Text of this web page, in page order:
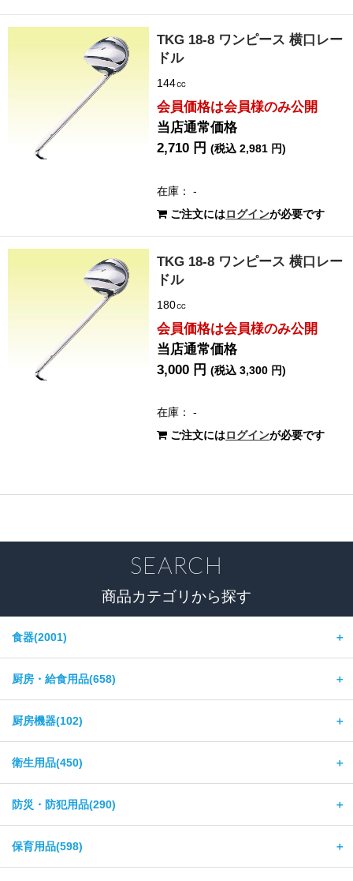
TKG 18-8 ワンピース 横口レー
ドル
144㏄
会員価格は会員様のみ公開
当店通常価格
2,710 円(税込 2,981 円)
在庫： -
ご注文にはログインが必要です
TKG 18-8 ワンピース 横口レー
ドル
180㏄
会員価格は会員様のみ公開
当店通常価格
3,000 円(税込 3,300 円)
在庫： -
ご注文にはログインが必要です
SEARCH
商品カテゴリから探す
食器(2001) ＋
厨房・給食用品(658) ＋
厨房機器(102) ＋
衛生用品(450) ＋
防災・防犯用品(290) ＋
保育用品(598) ＋